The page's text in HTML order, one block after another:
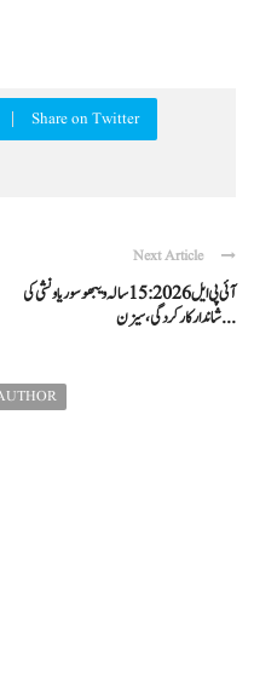
Share on Twitter
Next Article
آئی پی ایل 2026: 15 سالہ ویبھو سوریاونشی کی
شاندار کارکردگی، سیزن ...